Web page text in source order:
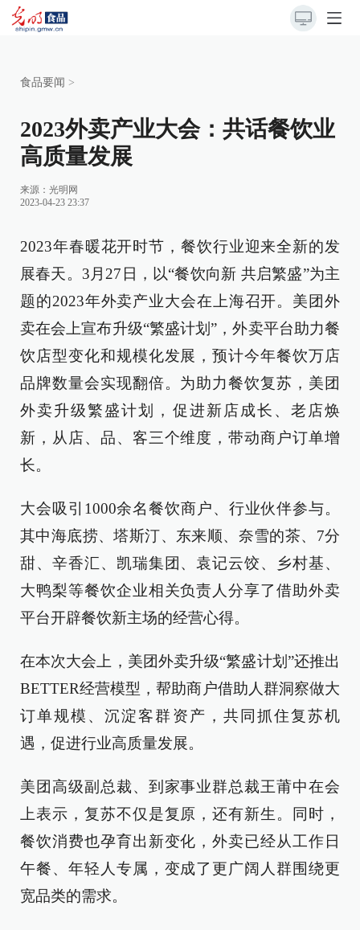
食品要闻 >
2023外卖产业大会：共话餐饮业
高质量发展
来源：光明网
2023-04-23 23:37
2023年春暖花开时节，餐饮行业迎来全新的发
展春天。3月27日，以“餐饮向新 共启繁盛”为主
题的2023年外卖产业大会在上海召开。美团外
卖在会上宣布升级“繁盛计划”，外卖平台助力餐
饮店型变化和规模化发展，预计今年餐饮万店
品牌数量会实现翻倍。为助力餐饮复苏，美团
外卖升级繁盛计划，促进新店成长、老店焕
新，从店、品、客三个维度，带动商户订单增
长。
大会吸引1000余名餐饮商户、行业伙伴参与。
其中海底捞、塔斯汀、东来顺、奈雪的茶、7分
甜、辛香汇、凯瑞集团、袁记云饺、乡村基、
大鸭梨等餐饮企业相关负责人分享了借助外卖
平台开辟餐饮新主场的经营心得。
在本次大会上，美团外卖升级“繁盛计划”还推出
BETTER经营模型，帮助商户借助人群洞察做大
订单规模、沉淀客群资产，共同抓住复苏机
遇，促进行业高质量发展。
美团高级副总裁、到家事业群总裁王莆中在会
上表示，复苏不仅是复原，还有新生。同时，
餐饮消费也孕育出新变化，外卖已经从工作日
午餐、年轻人专属，变成了更广阔人群围绕更
宽品类的需求。